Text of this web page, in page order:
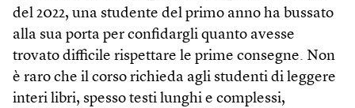
del 2022, una studente del primo anno ha bussato
alla sua porta per confidargli quanto avesse
trovato difficile rispettare le prime consegne. Non
è raro che il corso richieda agli studenti di leggere
interi libri, spesso testi lunghi e complessi,